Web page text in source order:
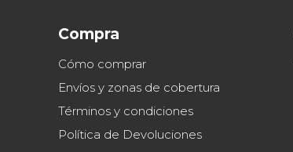
Compra
Cómo comprar
Envíos y zonas de cobertura
Términos y condiciones
Política de Devoluciones